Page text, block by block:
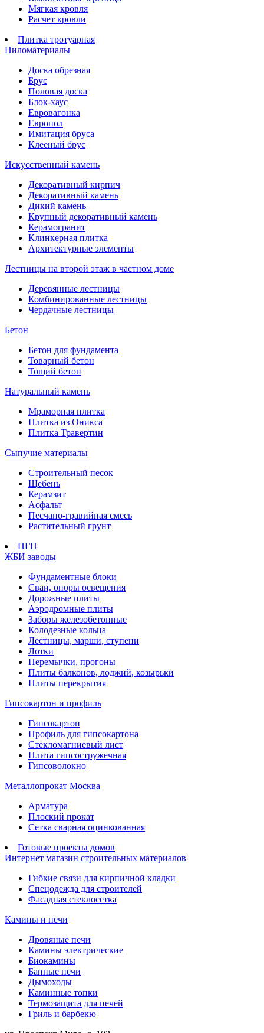
Мягкая кровля
Расчет кровли
Плитка тротуарная
Пиломатериалы
Доска обрезная
Брус
Половая доска
Блок-хаус
Евровагонка
Европол
Имитация бруса
Клееный брус
Искусственный камень
Декоративный кирпич
Декоративный камень
Дикий камень
Крупный декоративный камень
Керамогранит
Клинкерная плитка
Архитектурные элементы
Лестницы на второй этаж в частном доме
Деревянные лестницы
Комбинированные лестницы
Чердачные лестницы
Бетон
Бетон для фундамента
Товарный бетон
Тощий бетон
Натуральный камень
Мраморная плитка
Плитка из Оникса
Плитка Травертин
Сыпучие материалы
Строительный песок
Щебень
Керамзит
Асфальт
Песчано-гравийная смесь
Растительный грунт
ПГП
ЖБИ заводы
Фундаментные блоки
Сваи, опоры освещения
Дорожные плиты
Аэродромные плиты
Заборы железобетонные
Колодезные кольца
Лестницы, марши, ступени
Лотки
Перемычки, прогоны
Плиты балконов, лоджий, козырьки
Плиты перекрытия
Гипсокартон и профиль
Гипсокартон
Профиль для гипсокартона
Стекломагниевый лист
Плита гипсостружечная
Гипсоволокно
Металлопрокат Москва
Арматура
Плоский прокат
Сетка сварная оцинкованная
Готовые проекты домов
Интернет магазин строительных материалов
Гибкие связи для кирпичной кладки
Спецодежда для строителей
Фасадная стеклосетка
Камины и печи
Дровяные печи
Камины электрические
Биокамины
Банные печи
Дымоходы
Каминные топки
Термозащита для печей
Гриль и барбекю